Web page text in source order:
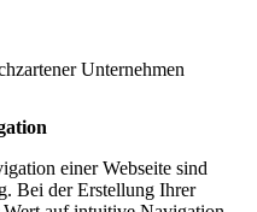
einer Webseite sind
Bei der Erstellung Ihrer